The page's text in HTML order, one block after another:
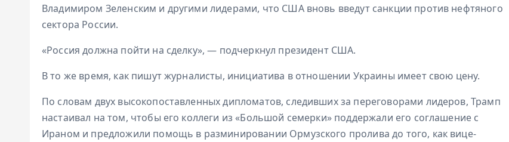
Владимиром Зеленским и другими лидерами, что США вновь введут санкции против нефтяного
сектора России.
«Россия должна пойти на сделку», — подчеркнул президент США.
В то же время, как пишут журналисты, инициатива в отношении Украины имеет свою цену.
По словам двух высокопоставленных дипломатов, следивших за переговорами лидеров, Трамп
настаивал на том, чтобы его коллеги из «Большой семерки» поддержали его соглашение с
Ираном и предложили помощь в разминировании Ормузского пролива до того, как вице-